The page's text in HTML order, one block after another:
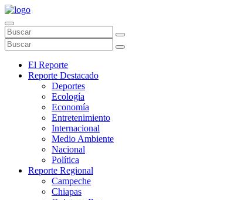
El Reporte
Reporte Destacado
Deportes
Ecología
Economía
Entretenimiento
Internacional
Medio Ambiente
Nacional
Política
Reporte Regional
Campeche
Chiapas